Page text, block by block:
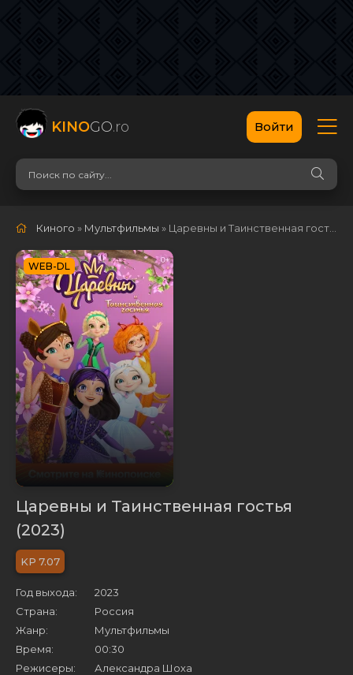
KINOGO.ro Войти
Киного » Мультфильмы » Царевны и Таинственная гостья
WEB-DL
Царевны и Таинственная гостья
(2023)
7.07
Год выхода:
2023
Страна:
Россия
Жанр:
Мультфильмы
Время:
00:30
Режисеры:
Александра Шоха